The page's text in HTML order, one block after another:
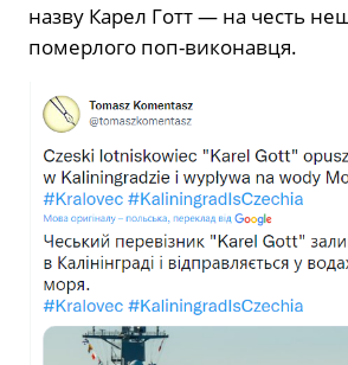
назву Карел Готт — на честь
померлого поп-виконавця.